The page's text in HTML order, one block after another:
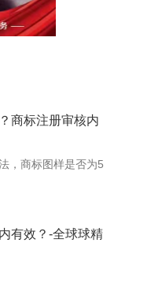
商标注册审核内
，商标图样是否为5
有效？-全球球精